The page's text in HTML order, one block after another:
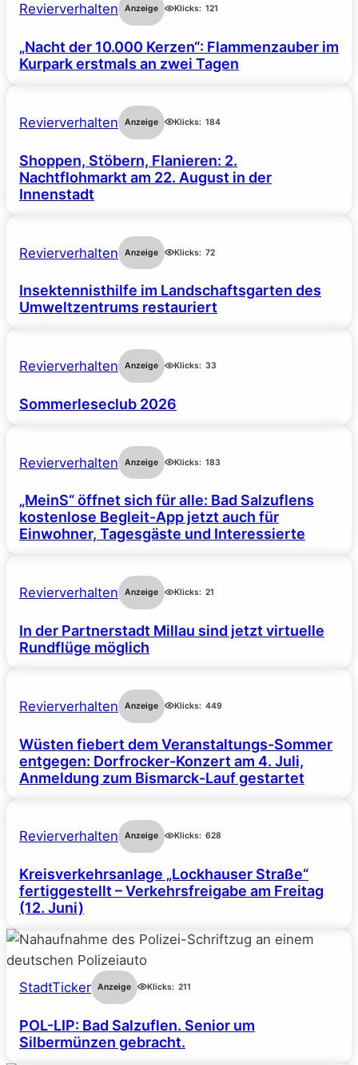
Revierverhalten Anzeige Klicks: 121
„Nacht der 10.000 Kerzen“: Flammenzauber im
Kurpark erstmals an zwei Tagen
Revierverhalten Anzeige Klicks: 184
Shoppen, Stöbern, Flanieren: 2.
Nachtflohmarkt am 22. August in der
Innenstadt
Revierverhalten Anzeige Klicks: 72
Insektennisthilfe im Landschaftsgarten des
Umweltzentrums restauriert
Revierverhalten Anzeige Klicks: 33
Sommerleseclub 2026
Revierverhalten Anzeige Klicks: 183
„MeinS“ öffnet sich für alle: Bad Salzuflens
kostenlose Begleit-App jetzt auch für
Einwohner, Tagesgäste und Interessierte
Revierverhalten Anzeige Klicks: 21
In der Partnerstadt Millau sind jetzt virtuelle
Rundflüge möglich
Revierverhalten Anzeige Klicks: 449
Wüsten fiebert dem Veranstaltungs-Sommer
entgegen: Dorfrocker-Konzert am 4. Juli,
Anmeldung zum Bismarck-Lauf gestartet
Revierverhalten Anzeige Klicks: 628
Kreisverkehrsanlage „Lockhauser Straße“
fertiggestellt – Verkehrsfreigabe am Freitag
(12. Juni)
StadtTicker Anzeige Klicks: 211
POL-LIP: Bad Salzuflen. Senior um
Silbermünzen gebracht.